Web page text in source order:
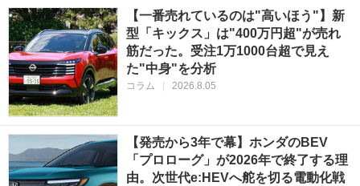
【一番売れているのは"高いほう"】新
型「キックス」は"400万円超"が売れ
筋だった。受注1万1000台超で見え
た"中身"を分析
コラム | 2026.8.05
【発売から3年で幕】ホンダのBEV
「プロローグ」が2026年で終了する理
由。次世代e:HEVへ舵を切る電動化戦